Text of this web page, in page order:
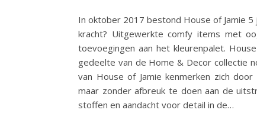
In oktober 2017 bestond House of Jamie
kracht? Uitgewerkte comfy items met
toevoegingen aan het kleurenpalet.
gedeelte van de Home & Decor collectie
van House of Jamie kenmerken zich
maar zonder afbreuk te doen aan de
stoffen en aandacht voor detail in de…